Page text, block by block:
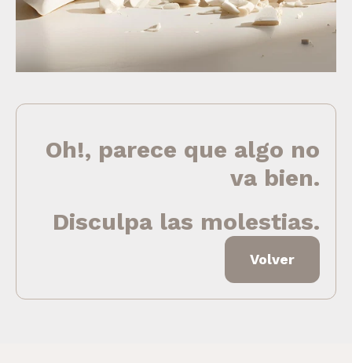
Oh!, parece que algo no
va bien.
Disculpa las molestias.
Volver